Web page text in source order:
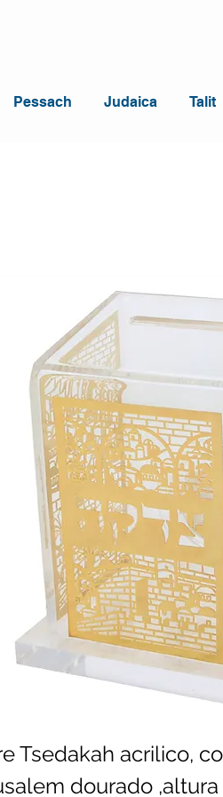
Pessach Judaica Talit
Tsedakah acrilico,
dourado ,altura